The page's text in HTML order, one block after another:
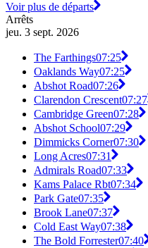
Voir plus de départs
Arrêts
jeu. 3 sept. 2026
The Farthings07:25
Oaklands Way07:25
Abshot Road07:26
Clarendon Crescent07:27
Cambridge Green07:28
Abshot School07:29
Dimmicks Corner07:30
Long Acres07:31
Admirals Road07:33
Kams Palace Rbt07:34
Park Gate07:35
Brook Lane07:37
Cold East Way07:38
The Bold Forrester07:40